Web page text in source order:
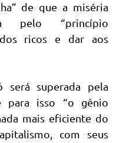
de que a miséria
pelo “princípio
ricos e dar aos
será superada pela
para isso “o gênio
mais eficiente do
com seus